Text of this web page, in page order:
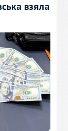
взяла